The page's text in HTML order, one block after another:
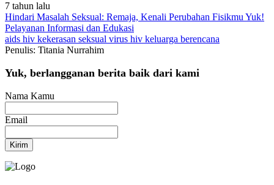
7 tahun lalu
Hindari Masalah Seksual: Remaja, Kenali Perubahan Fisikmu Yuk!
Pelayanan Informasi dan Edukasi
aids hiv kekerasan seksual virus hiv keluarga berencana
Penulis: Titania Nurrahim
Yuk, berlangganan berita baik dari kami
Nama Kamu
Email
Kirim